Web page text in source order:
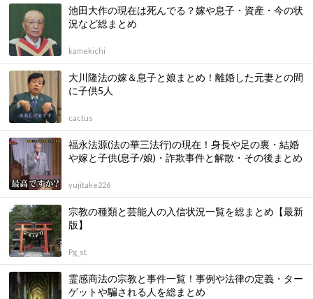
池田大作の現在は死んでる？嫁や息子・資産・今の状
況など総まとめ
kamekichi
大川隆法の嫁＆息子と娘まとめ！離婚した元妻との間
に子供5人
cactus
福永法源(法の華三法行)の現在！身長や足の裏・結婚
や嫁と子供(息子/娘)・詐欺事件と解散・その後まとめ
yujitake226
宗教の種類と芸能人の入信状況一覧を総まとめ【最新
版】
Pg_st
霊感商法の宗教と事件一覧！事例や法律の定義・ター
ゲットや騙される人を総まとめ